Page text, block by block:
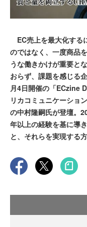
EC売上を最大化する
のではなく、一度商品
うな働きかけが重要と
おらず、課題を感じる
月4日開催の「ECzine
リカコミュニケーショ
の中村隆嗣氏が登壇。
年以上の経験を基に導
と、それらを実現する